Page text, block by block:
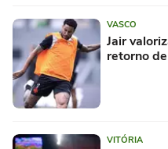
VASCO
Jair
retorno
VITÓRIA